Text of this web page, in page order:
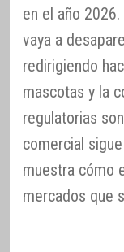
en el año
vaya a
redirigiendo
mascotas y la
regulatorias
comercial
muestra cómo
mercados que